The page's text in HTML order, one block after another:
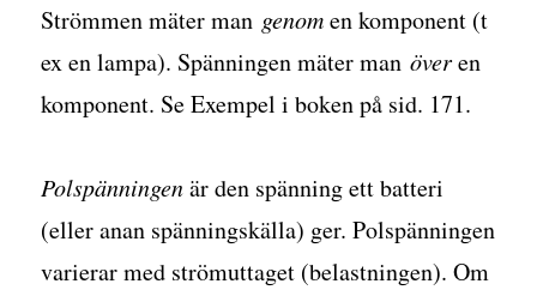
Strömmen mäter man genomen komponent (t
ex en lampa). Spänningen mäter manöveren
komponent. Se Exempel i boken på sid. 171.
Polspänningenär den spänning ett batteri
(eller anan spänningskälla) ger. Polspänningen
varierar med strömuttaget (belastningen). Om